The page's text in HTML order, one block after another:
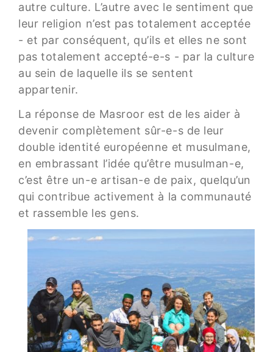
autre culture. L’autre avec le sentiment que
leur religion n’est pas totalement acceptée
- et par conséquent, qu’ils et elles ne sont
pas totalement accepté-e-s - par la culture
au sein de laquelle ils se sentent
appartenir.
La réponse de Masroor est de les aider à
devenir complètement sûr-e-s de leur
double identité européenne et musulmane,
en embrassant l’idée qu’être musulman-e,
c’est être un-e artisan-e de paix, quelqu’un
qui contribue activement à la communauté
et rassemble les gens.